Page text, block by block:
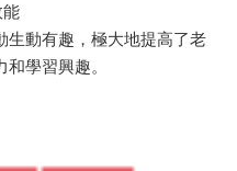
生動有趣，極大地提高了老
學習興趣。